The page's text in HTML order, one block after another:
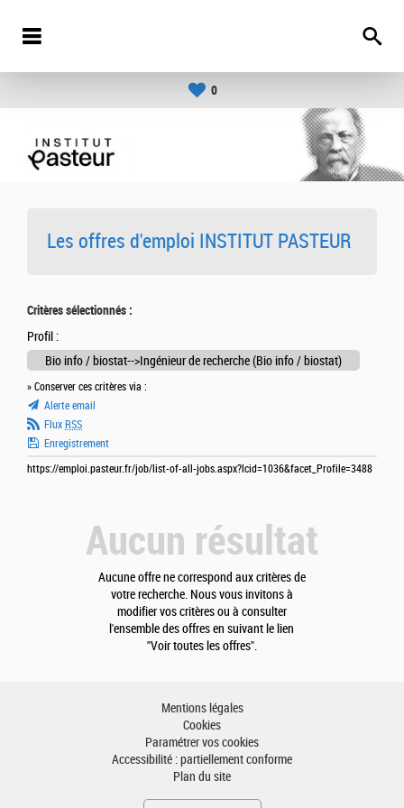
0
Les offres d'emploi INSTITUT PASTEUR
Critères sélectionnés :
Profil :
Bio info / biostat-->Ingénieur de recherche (Bio info / biostat)
» Conserver ces critères via :
Alerte email
Flux RSS
Enregistrement
https://emploi.pasteur.fr/job/list-of-all-jobs.aspx?lcid=1036&facet_Profile=3488
Aucun résultat
Aucune offre ne correspond aux critères de
votre recherche. Nous vous invitons à
modifier vos critères ou à consulter
l'ensemble des offres en suivant le lien
"Voir toutes les offres".
Mentions légales
Cookies
Paramétrer vos cookies
Accessibilité : partiellement conforme
Plan du site